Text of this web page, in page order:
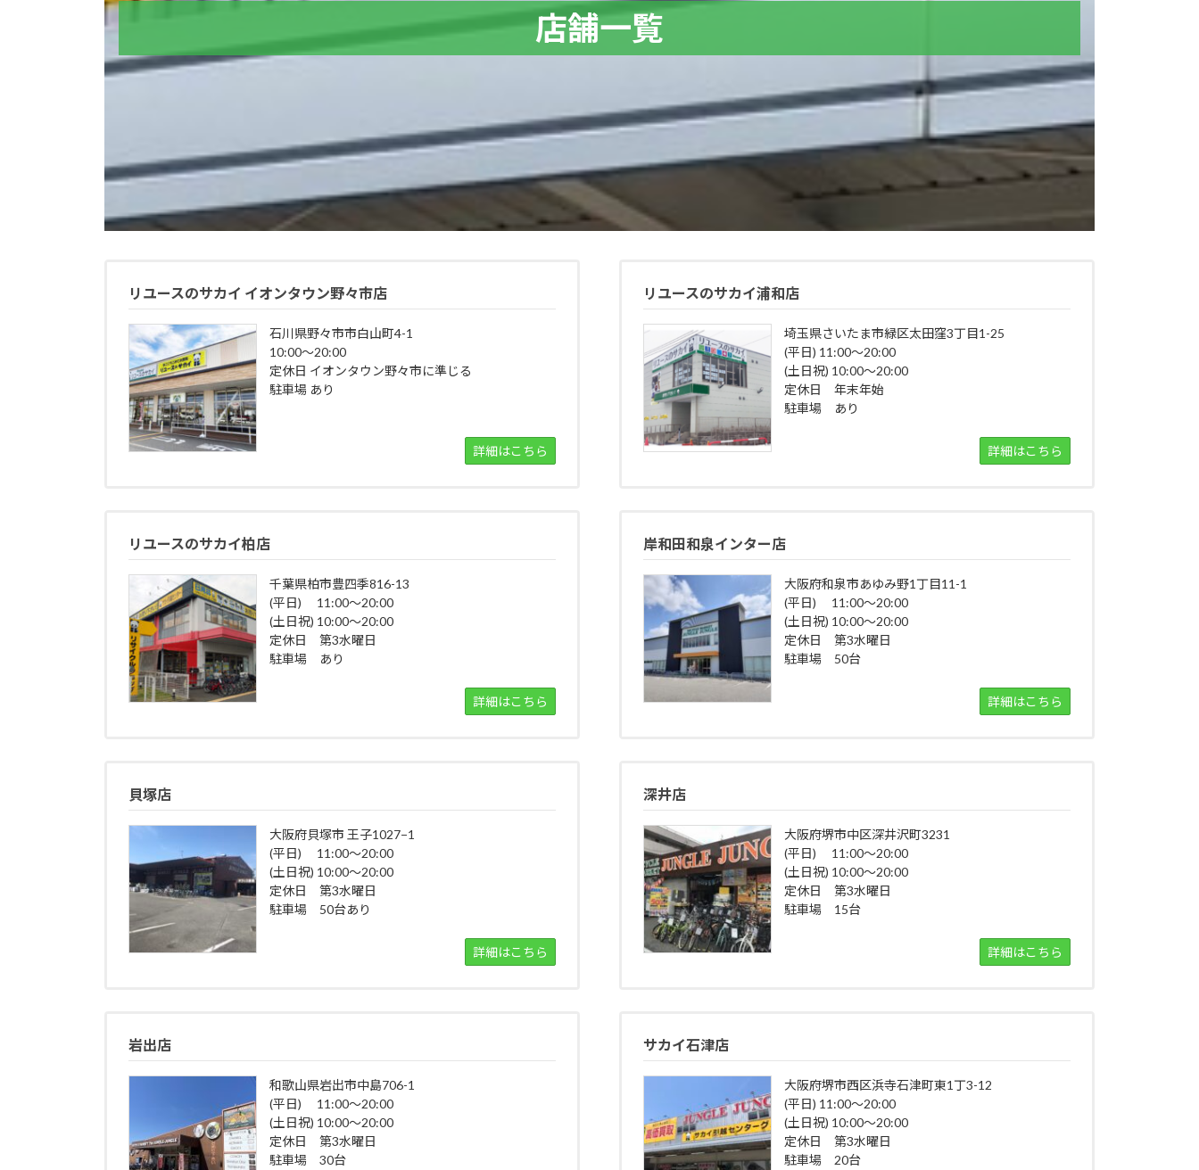
店舗一覧
リユースのサカイ イオンタウン野々市店
石川県野々市市白山町4-1
10:00～20:00
定休日 イオンタウン野々市に準じる
駐車場 あり
詳細はこちら
リユースのサカイ浦和店
埼玉県さいたま市緑区太田窪3丁目1-25
(平日) 11:00～20:00
(土日祝) 10:00～20:00
定休日 年末年始
駐車場 あり
詳細はこちら
リユースのサカイ柏店
千葉県柏市豊四季816-13
(平日) 11:00～20:00
(土日祝) 10:00～20:00
定休日 第3水曜日
駐車場 あり
詳細はこちら
岸和田和泉インター店
大阪府和泉市あゆみ野1丁目11-1
(平日) 11:00～20:00
(土日祝) 10:00～20:00
定休日 第3水曜日
駐車場 50台
詳細はこちら
貝塚店
大阪府貝塚市 王子1027−1
(平日) 11:00～20:00
(土日祝) 10:00～20:00
定休日 第3水曜日
駐車場 50台あり
詳細はこちら
深井店
大阪府堺市中区深井沢町3231
(平日) 11:00～20:00
(土日祝) 10:00～20:00
定休日 第3水曜日
駐車場 15台
詳細はこちら
岩出店
和歌山県岩出市中島706-1
(平日) 11:00～20:00
(土日祝) 10:00～20:00
定休日 第3水曜日
駐車場 30台
サカイ石津店
大阪府堺市西区浜寺石津町東1丁3-12
(平日) 11:00～20:00
(土日祝) 10:00～20:00
定休日 第3水曜日
駐車場 20台